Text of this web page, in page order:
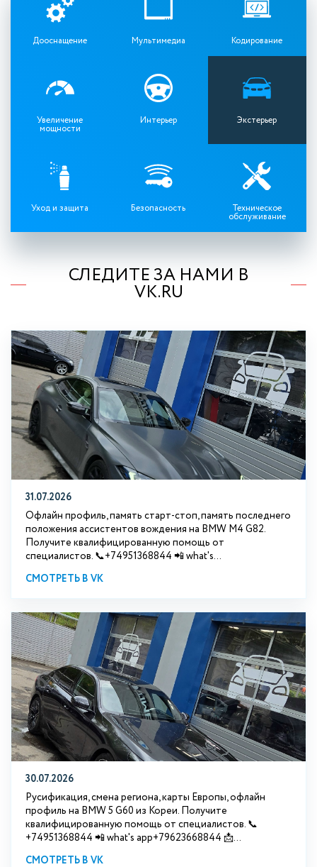
Дооснащение Мультимедиа Кодирование
Увеличение
мощности
Интерьер Экстерьер
Уход и защита Безопасность Техническое
обслуживание
СЛЕДИТЕ ЗА НАМИ В
VK.RU
31.07.2026
Офлайн профиль, память старт-стоп, память последнего
положения ассистентов вождения на BMW М4 G82.
Получите квалифицированную помощь от
специалистов. 📞+74951368844 📲 what's...
СМОТРЕТЬ В VK
30.07.2026
Русификация, смена региона, карты Европы, офлайн
профиль на BMW 5 G60 из Кореи. Получите
квалифицированную помощь от специалистов. 📞
+74951368844 📲 what's app+79623668844 📩...
СМОТРЕТЬ В VK